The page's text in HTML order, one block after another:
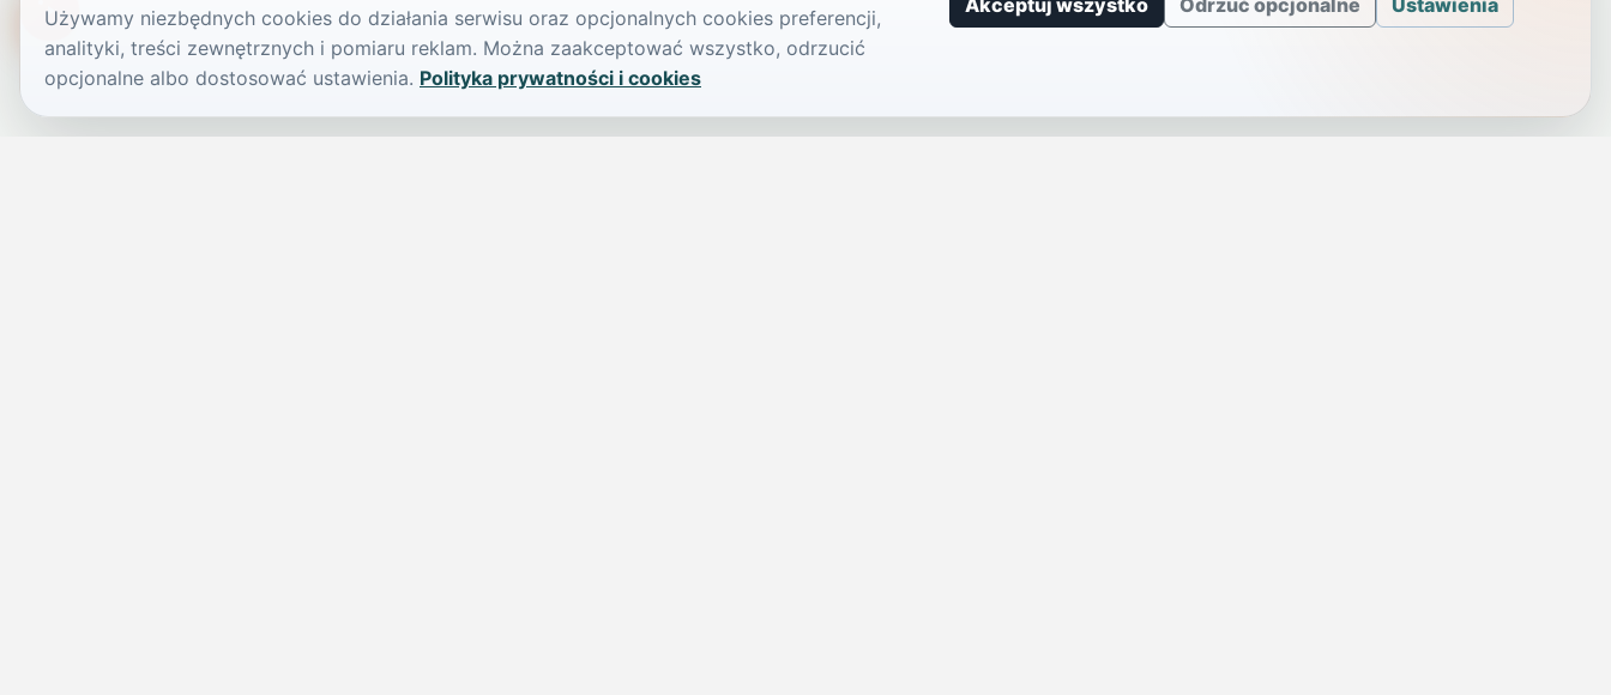
Używamy niezbędnych cookies do działania serwisu oraz opcjonalnych cookies preferencji,
analityki, treści zewnętrznych i pomiaru reklam. Można zaakceptować wszystko, odrzucić
opcjonalne albo dostosować ustawienia. Polityka prywatności i cookies
Akceptuj wszystko Odrzuć opcjonalne Ustawienia
TikTokowa Jelonka